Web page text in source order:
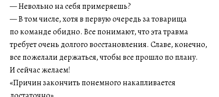
— Невольно на себя примеряешь?
— В том числе, хотя в первую очередь за товарища
по команде обидно. Все понимают, что эта травма
требует очень долгого восстановления. Славе, конечно,
все пожелали держаться, чтобы все прошло по плану.
И сейчас желаем!
«Причин закончить понемного накапливается